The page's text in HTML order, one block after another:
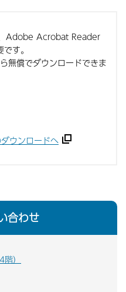
Adobe Acrobat Reader
す。
無償でダウンロードできま
ウンロードへ
合わせ
）